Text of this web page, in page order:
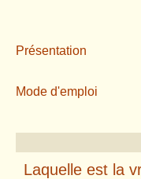
Présentation
Mode d'emploi
Laquelle est la